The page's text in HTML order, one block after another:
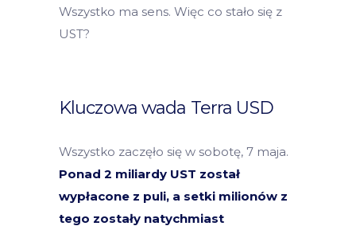
Wszystko ma sens. Więc co stało się z
UST?
Kluczowa wada Terra USD
Wszystko zaczęło się w sobotę, 7 maja.
Ponad 2 miliardy UST został
wypłacone z puli, a setki milionów z
tego zostały natychmiast